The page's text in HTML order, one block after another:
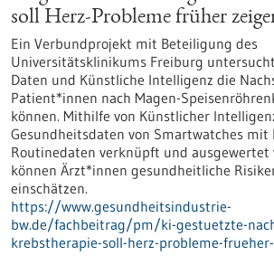
soll Herz-Probleme früher
Ein Verbundprojekt mit Beteiligung des
Universitätsklinikums Freiburg
Daten und Künstliche Intelligenz die
Patient*innen nach Magen-
können. Mithilfe von Künstlicher
Gesundheitsdaten von Smartwatches mit
Routinedaten verknüpft und ausgewertet
können Ärzt*innen gesundheitliche
einschätzen.
https://www.gesundheitsindustrie-
bw.de/fachbeitrag/pm/ki-gestuetzte-
krebstherapie-soll-herz-probleme-